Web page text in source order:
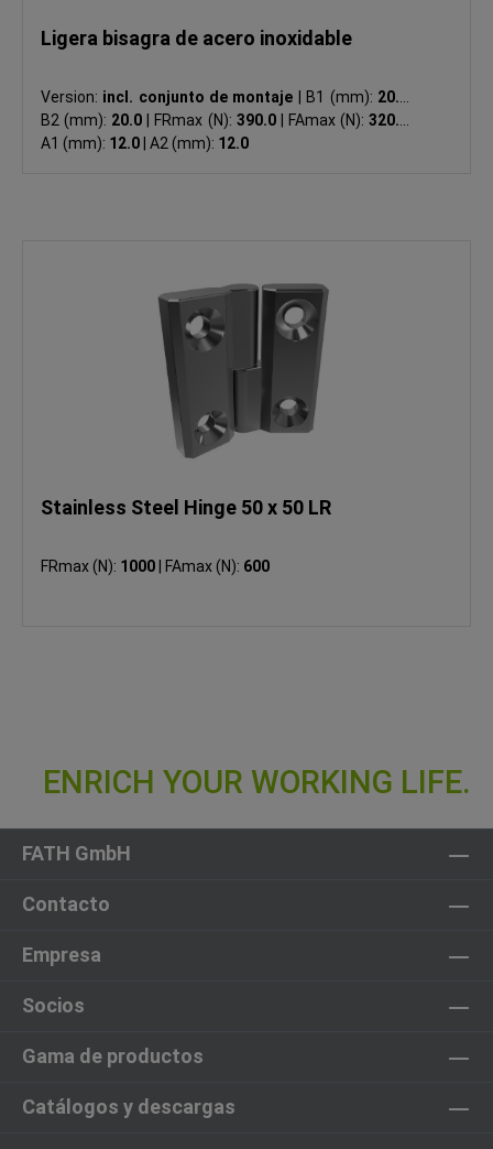
Ligera bisagra de acero inoxidable
Version: incl. conjunto de montaje B1 (mm): 20.0
B2 (mm): 20.0 FRmax (N): 390.0 FAmax (N):320.0
A1 (mm): 12.0 A2 (mm): 12.0
Stainless Steel Hinge 50 x 50 LR
FRmax (N): 1000 FAmax (N): 600
FATH GmbH
Contacto
Empresa
Socios
Gama de productos
Catálogos y descargas